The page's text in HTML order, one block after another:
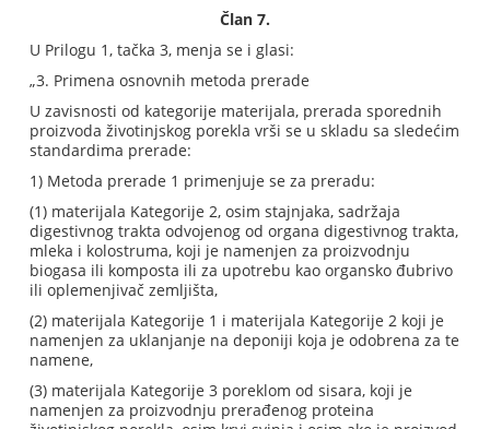
Član 7.
U Prilogu 1, tačka 3, menja se i glasi:
„3. Primena osnovnih metoda prerade
U zavisnosti od kategorije materijala, prerada sporednih
proizvoda životinjskog porekla vrši se u skladu sa sledećim
standardima prerade:
1) Metoda prerade 1 primenjuje se za preradu:
(1) materijala Kategorije 2, osim stajnjaka, sadržaja
digestivnog trakta odvojenog od organa digestivnog trakta,
mleka i kolostruma, koji je namenjen za proizvodnju
biogasa ili komposta ili za upotrebu kao organsko đubrivo
ili oplemenjivač zemljišta,
(2) materijala Kategorije 1 i materijala Kategorije 2 koji je
namenjen za uklanjanje na deponiji koja je odobrena za te
namene,
(3) materijala Kategorije 3 poreklom od sisara, koji je
namenjen za proizvodnju prerađenog proteina